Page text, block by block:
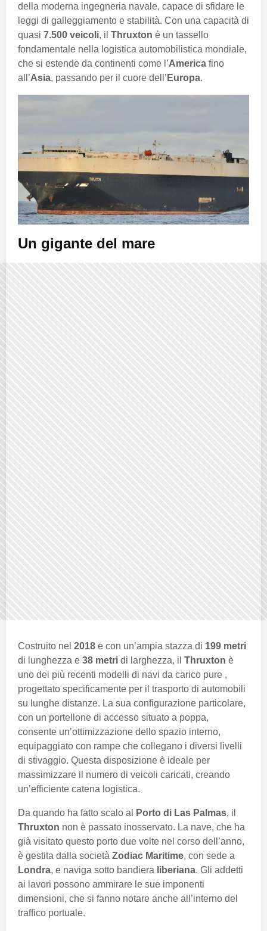
della moderna ingegneria navale, capace di sfidare le
leggi di galleggiamento e stabilità. Con una capacità di
quasi 7.500 veicoli, il Thruxton è un tassello
fondamentale nella logistica automobilistica mondiale,
che si estende da continenti come l’America fino
all’Asia, passando per il cuore dell’ Europa.
Un gigante del mare
Costruito nel 2018 e con un’ampia stazza di 199 metri
di lunghezza e 38 metri di larghezza, il Thruxton è
uno dei più recenti modelli di navi da carico pure ,
progettato specificamente per il trasporto di automobili
su lunghe distanze. La sua configurazione particolare,
con un portellone di accesso situato a poppa,
consente un’ottimizzazione dello spazio interno,
equipaggiato con rampe che collegano i diversi livelli
di stivaggio. Questa disposizione è ideale per
massimizzare il numero di veicoli caricati, creando
un’efficiente catena logistica.
Da quando ha fatto scalo al Porto di Las Palmas, il
Thruxton non è passato inosservato. La nave, che ha
già visitato questo porto due volte nel corso dell’anno,
è gestita dalla società Zodiac Maritime, con sede a
Londra, e naviga sotto bandiera liberiana. Gli addetti
ai lavori possono ammirare le sue imponenti
dimensioni, che si fanno notare anche all’interno del
traffico portuale.